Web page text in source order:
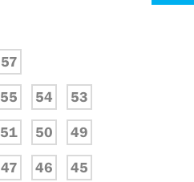
57
55 54 53
51 50 49
47 46 45